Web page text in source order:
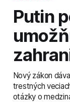
Putin
Nový zákon
trestných
otázky o